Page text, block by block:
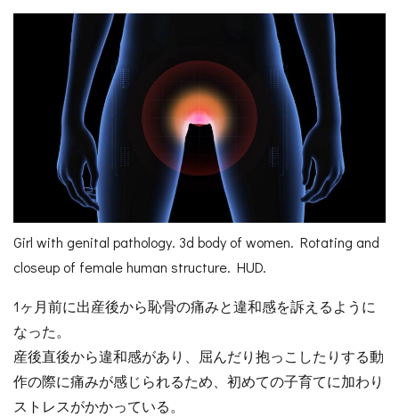
Girl with genital pathology. 3d body of women. Rotating and
closeup of female human structure. HUD.
1ヶ月前に出産後から恥骨の痛みと違和感を訴えるように
なった。
産後直後から違和感があり、屈んだり抱っこしたりする動
作の際に痛みが感じられるため、初めての子育てに加わり
ストレスがかかっている。